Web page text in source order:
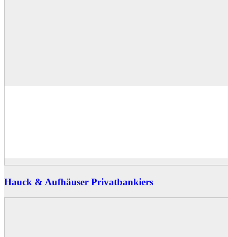
Hauck & Aufhäuser Privatbankiers